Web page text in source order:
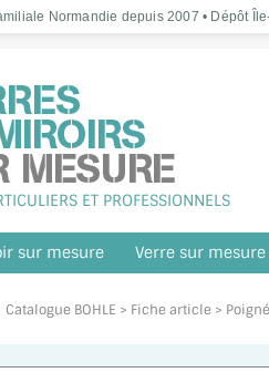
Normandie depuis 2007 • Dépôt
ET PROFESSIONNELS
sur mesure Verre sur mesure
Catalogue BOHLE > Fiche article >